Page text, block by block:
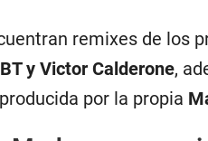
remixes de los
y Victor Calderone,
producida por la propia